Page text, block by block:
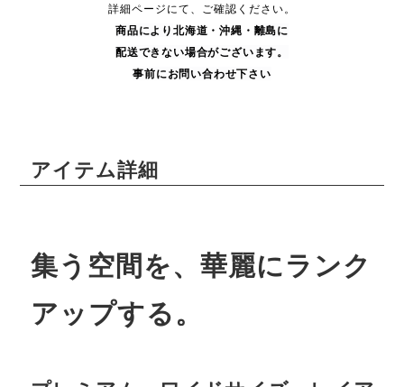
詳細ページにて、ご確認ください。
商品により 北海道・沖縄・ 離島に
配送できない場合がございます。
事前にお問い合わせ下さい
アイテム詳細
集う空間を、華麗にランク
アップする。